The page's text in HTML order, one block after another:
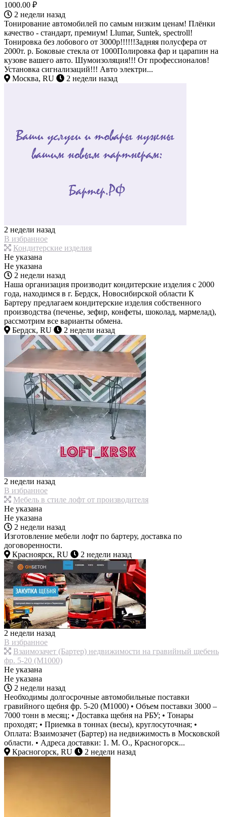
1000.00 ₽
2 недели назад
Тонирование автомобилей по самым низким ценам! Плёнки
качество - стандарт, премиум! Llumar, Suntek, spectroll!
Тонировка без лобового от 3000р!!!!!!Задняя полусфера от
2000т. р. Боковые стекла от 1000Полировка фар и царапин на
кузове вашего авто. Шумоизоляция!!! От профессионалов!
Установка сигнализаций!!! Авто электри...
Москва, RU
2 недели назад
2 недели назад
В избранное
Кондитерские изделия
Не указана
Не указана
2 недели назад
Наша организация производит кондитерские изделия с 2000
года, находимся в г. Бердск, Новосибирской области К
Бартеру предлагаем кондитерские изделия собственного
производства (печенье, зефир, конфеты, шоколад, мармелад),
рассмотрим все варианты обмена.
Бердск, RU
2 недели назад
2 недели назад
В избранное
Мебель в стиле лофт от производителя
Не указана
Не указана
2 недели назад
Изготовление мебели лофт по бартеру, доставка по
договоренности.
Красноярск, RU
2 недели назад
2 недели назад
В избранное
Взаимозачет (Бартер) недвижимости на гравийный щебень
фр. 5-20 (М1000)
Не указана
Не указана
2 недели назад
Необходимы долгосрочные автомобильные поставки
гравийного щебня фр. 5-20 (М1000) • Объем поставки 3000 –
7000 тонн в месяц; • Доставка щебня на РБУ; • Тонары
проходят; • Приемка в тоннах (весы), круглосуточная; •
Оплата: Взаимозачет (Бартер) на недвижимость в Московской
области. • Адреса доставки: 1. М. О., Красногорск...
Красногорск, RU
2 недели назад